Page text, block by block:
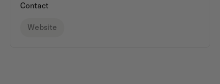
Contact
Website